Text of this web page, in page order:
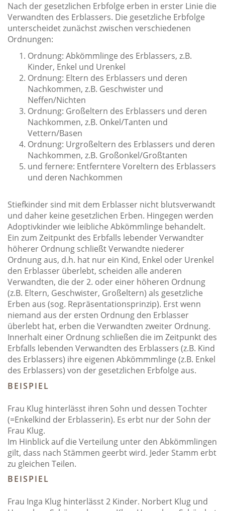
Nach der gesetzlichen Erbfolge erben in erster Linie die
Verwandten des Erblassers. Die gesetzliche Erbfolge
unterscheidet zunächst zwischen verschiedenen
Ordnungen:
Ordnung: Abkömmlinge des Erblassers, z.B.
Kinder, Enkel und Urenkel
Ordnung: Eltern des Erblassers und deren
Nachkommen, z.B. Geschwister und
Neffen/Nichten
Ordnung: Großeltern des Erblassers und deren
Nachkommen, z.B. Onkel/Tanten und
Vettern/Basen
Ordnung: Urgroßeltern des Erblassers und deren
Nachkommen, z.B. Großonkel/Großtanten
und fernere: Entferntere Voreltern des Erblassers
und deren Nachkommen
Stiefkinder sind mit dem Erblasser nicht blutsverwandt
und daher keine gesetzlichen Erben. Hingegen werden
Adoptivkinder wie leibliche Abkömmlinge behandelt.
Ein zum Zeitpunkt des Erbfalls lebender Verwandter
höherer Ordnung schließt Verwandte niederer
Ordnung aus, d.h. hat nur ein Kind, Enkel oder Urenkel
den Erblasser überlebt, scheiden alle anderen
Verwandten, die der 2. oder einer höheren Ordnung
(z.B. Eltern, Geschwister, Großeltern) als gesetzliche
Erben aus (sog. Repräsentationsprinzip). Erst wenn
niemand aus der ersten Ordnung den Erblasser
überlebt hat, erben die Verwandten zweiter Ordnung.
Innerhalt einer Ordnung schließen die im Zeitpunkt des
Erbfalls lebenden Verwandten des Erblassers (z.B. Kind
des Erblassers) ihre eigenen Abkömmmlinge (z.B. Enkel
des Erblassers) von der gesetzlichen Erbfolge aus.
BEISPIEL
Frau Klug hinterlässt ihren Sohn und dessen Tochter
(=Enkelkind der Erblasserin). Es erbt nur der Sohn der
Frau Klug.
Im Hinblick auf die Verteilung unter den Abkömmlingen
gilt, dass nach Stämmen geerbt wird. Jeder Stamm erbt
zu gleichen Teilen.
BEISPIEL
Frau Inga Klug hinterlässt 2 Kinder. Norbert Klug und